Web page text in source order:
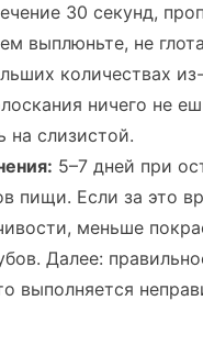
30 секунд,
выплюньте, не
количествах
ничего не
на слизистой.
5–7 дней при
пищи. Если за это
меньше
Далее:
выполняется